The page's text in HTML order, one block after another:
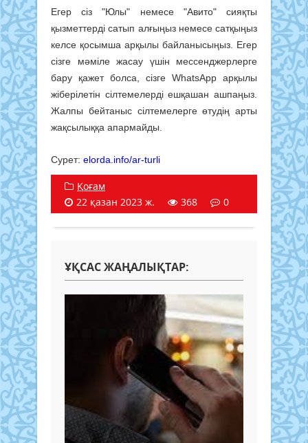
Егер сіз "Юлы" немесе "Авито" сияқты
қызметтерді сатып алғыңыз немесе сатқыңыз
келсе қосымша арқылы байланысыңыз. Егер
сізге мәміле жасау үшін мессенджерлерге
бару қажет болса, сізге WhatsApp арқылы
жіберілетін сілтемелерді ешқашан ашпаңыз.
Жалпы бейтаныс сілтемелерге өтудің арты
жақсылыққа апармайды.
Сурет: elorda.info/ar-turli
Қоғам
22 қазан 2023 ж.
368 0
ҰҚСАС ЖАҢАЛЫҚТАР: